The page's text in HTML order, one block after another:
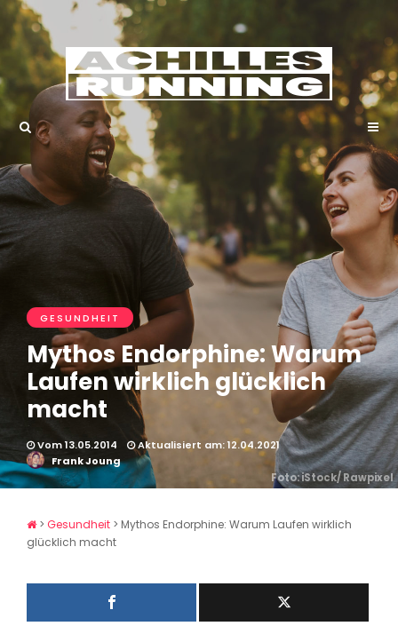
GESUNDHEIT
Mythos Endorphine: Warum
Laufen wirklich glücklich
macht
Vom 13.05.2014
Aktualisiert am: 12.04.2021
Frank Joung
Foto: iStock/ Rawpixel
> Gesundheit > Mythos Endorphine: Warum Laufen wirklich
glücklich macht